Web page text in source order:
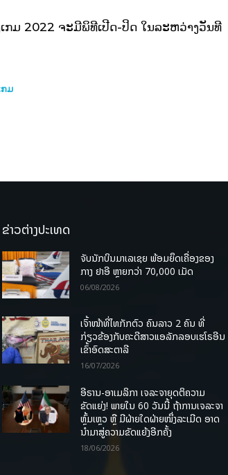
ກມ 2022 ຈະມີພິທີເປີດ-ປິດ ໃນລະຫວ່າງວັນທີ
ກມ
ຂ່າວຕ່າງປະເທດ
ຈັບນັກບິນມາເລເຊຍ ພ້ອມຍຶດເຄື່ອງຂອງ
ກາງ ຢາອີ ຫຼາຍກວ່າ 70,000 ເມັດ
06/08/2026
ເຈົ້າໜ້າທີ່ໄທກັກຕົວ ຄົນລາວ 2 ຄົນ ທີ່
ກ່ຽວຂ້ອງກັບຄະດີສາວແອລັກລອບເຮໂຣອີນ
ເຂົ້າອົດສະຕາລີ
16/07/2026
ອີຣານ-ອາເມລິກາ ເຈລະຈາຍຸດຕິຄວາມ
ຂັດແຍ່ງ! ພາຍໃນ 60 ວັນນີ້ ຖ້າການເຈລະຈາ
ຫຼົ້ມເຫຼວ ຫຼື ມີຝ່າຍໃດຝ່າຍໜຶ່ງລະເມີດ ອາດ
ນໍາມາສູ່ຄວາມຂັດແຍ້ງອີກຄັ້ງ
18/06/2026